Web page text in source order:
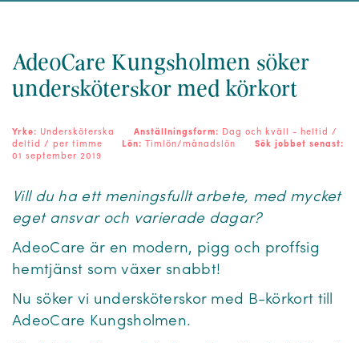
AdeoCare Kungsholmen söker
undersköterskor med körkort
Yrke: Undersköterska Anställningsform:
Dag och kväll - heltid /
deltid / per timme
Lön: Timlön/månadslön
Sök jobbet senast:
01 september 2019
Vill du ha ett meningsfullt arbete, med mycket
eget ansvar och varierade dagar?
AdeoCare är en modern, pigg och proffsig
hemtjänst som växer snabbt!
Nu söker vi undersköterskor med B-körkort till
AdeoCare Kungsholmen.